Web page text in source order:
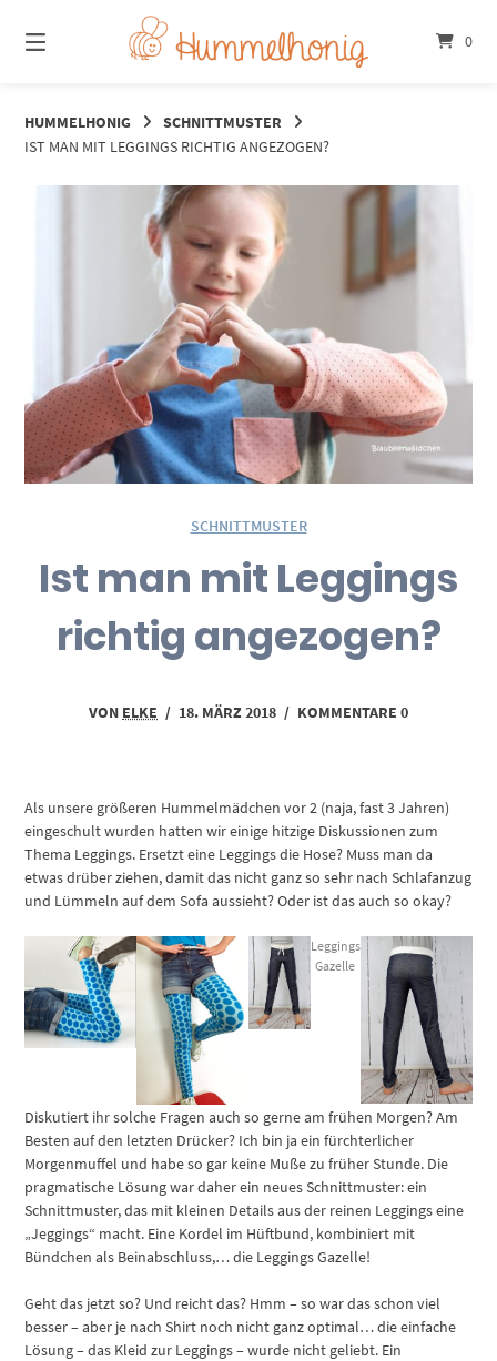
zum
Inhalt
0
HUMMELHONIG
SCHNITTMUSTER
IST MAN MIT LEGGINGS RICHTIG ANGEZOGEN?
SCHNITTMUSTER
Ist man mit Leggings
richtig angezogen?
VON ELKE / 18. MÄRZ 2018 / KOMMENTARE 0
Als unsere größeren Hummelmädchen vor 2 (naja, fast 3 Jahren)
eingeschult wurden hatten wir einige hitzige Diskussionen zum
Thema Leggings. Ersetzt eine Leggings die Hose? Muss man da
etwas drüber ziehen, damit das nicht ganz so sehr nach Schlafanzug
und Lümmeln auf dem Sofa aussieht? Oder ist das auch so okay?
Leggings
Gazelle
Diskutiert ihr solche Fragen auch so gerne am frühen Morgen? Am
Besten auf den letzten Drücker? Ich bin ja ein fürchterlicher
Morgenmuffel und habe so gar keine Muße zu früher Stunde. Die
pragmatische Lösung war daher ein neues Schnittmuster: ein
Schnittmuster, das mit kleinen Details aus der reinen Leggings eine
„Jeggings“ macht. Eine Kordel im Hüftbund, kombiniert mit
Bündchen als Beinabschluss,… die Leggings Gazelle!
Geht das jetzt so? Und reicht das? Hmm – so war das schon viel
besser – aber je nach Shirt noch nicht ganz optimal… die einfache
Lösung – das Kleid zur Leggings – wurde nicht geliebt. Ein